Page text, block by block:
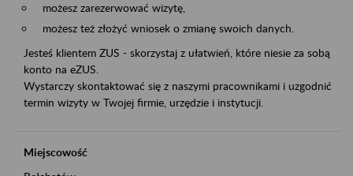
możesz zarezerwować wizytę,
możesz też złożyć wniosek o zmianę swoich danych.
Jesteś klientem ZUS - skorzystaj z ułatwień, które niesie za sobą
konto na eZUS.
Wystarczy skontaktować się z naszymi pracownikami i uzgodnić
termin wizyty w Twojej firmie, urzędzie i instytucji.
Miejscowość